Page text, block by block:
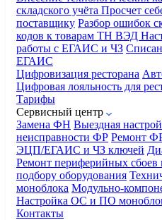
складского учёта Просчет
поставщику Разбор ошибок
кодов к товарам ТН ВЭД
работы с ЕГАИС и ЧЗ
ЕГАИС
Цифровизация ресторана
Цифровая лояльность для
Тарифы
Сервисный центр
Замена ФН Выездная
неисправности ФР Ремонт
ЭЦП/ЕГАИС и ЧЗ ключей
Ремонт периферийных сбоев
подбору оборудования
моноблока Модульно-
Настройка ОС и ПО
Контакты